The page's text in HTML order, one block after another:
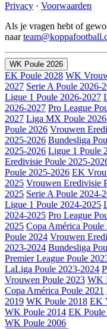
Privacy · Voorwaarden
Als je vragen hebt of
naar
WK Poule 2026
EK Poule 2028 WK
2027 Serie A Poule 2026-
Ligue 1 Poule 2026-2027
2026-2027 Pro League
2027 Liga MX Poule
Poule 2026 Vrouwen
2025-2026 Bundesliga
2025-2026 Ligue 1 Poule
Eredivisie Poule 2025-
Poule 2025-2026 EK
2025 Vrouwen Eredivisie
2025 Serie A Poule 2024-
Ligue 1 Poule 2024-2025
2024-2025 Pro League
2025 Copa América Poule
Poule 2024 Vrouwen
2023-2024 Bundesliga
Premier League Poule
LaLiga Poule 2023-2024
Vrouwen Poule 2023 WK
Copa América Poule 2021
2019 WK Poule 2018 EK
WK Poule 2014 EK Poule
WK Poule 2006